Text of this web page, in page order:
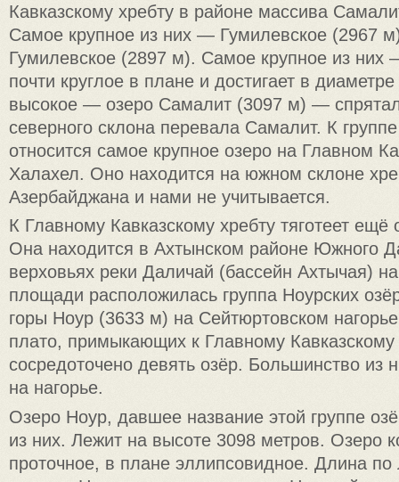
Кавказскому хребту в районе массива
Самое крупное из них — Гумилевское (2967
Гумилевское (2897 м). Самое крупное из них
почти круглое в плане и достигает в
высокое — озеро Самалит (3097 м) —
северного склона перевала Самалит. К
относится самое крупное озеро на Главном
Халахел. Оно находится на южном склоне
Азербайджана и нами не учитывается.
К Главному Кавказскому хребту тяготеет ещё
Она находится в Ахтынском районе Южного
верховьях реки Даличай (бассейн Ахтычая)
площади расположилась группа Ноурских
горы Ноур (3633 м) на Сейтюртовском
плато, примыкающих к Главному Кавказскому
сосредоточено девять озёр. Большинство
на нагорье.
Озеро Ноур, давшее название этой группе
из них. Лежит на высоте 3098 метров. Озеро
проточное, в плане эллипсовидное. Длина по